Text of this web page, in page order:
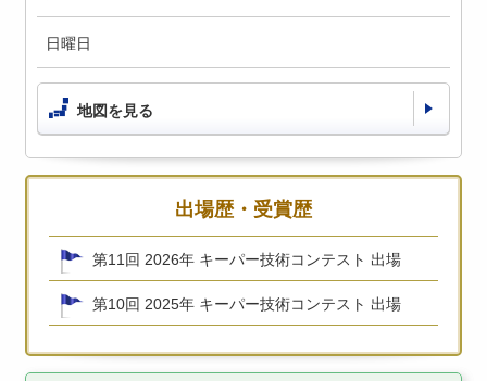
日曜日
地図を見る
出場歴・受賞歴
第11回 2026年 キーパー技術コンテスト 出場
第10回 2025年 キーパー技術コンテスト 出場